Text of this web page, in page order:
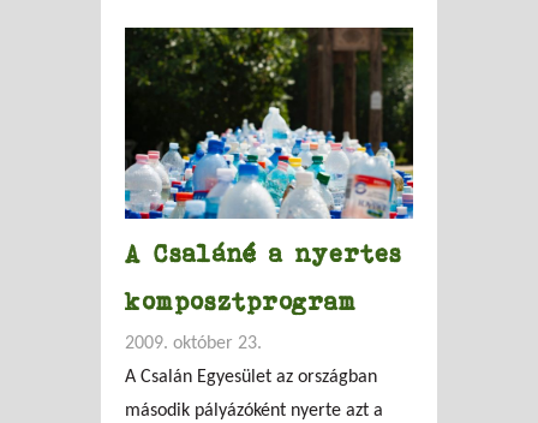
A Csaláné a nyertes
komposztprogram
2009. október 23.
A Csalán Egyesület az országban
második pályázóként nyerte azt a